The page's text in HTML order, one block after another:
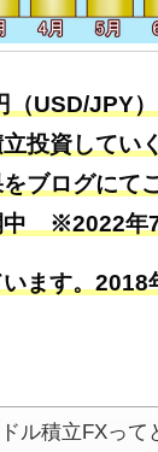
（USD/JPY
立投資してい
ブログにて
中 ※2022年7
ます。2018
ル積立FXって